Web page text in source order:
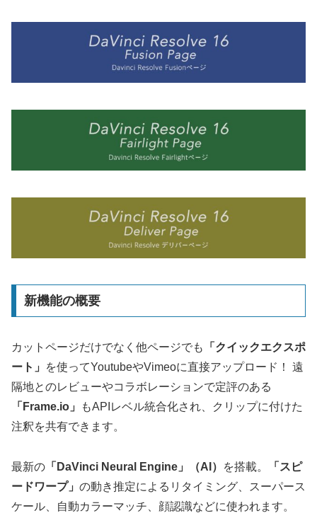
新機能の概要
カットページだけでなく他ページでも
「クイックエクスポ
ート」
を使ってYoutubeやVimeoに直接アップロード！ 遠
隔地とのレビューやコラボレーションで定評のある
「Frame.io」
もAPIレベル統合化され、クリップに付けた
注釈を共有できます。
最新の 「DaVinci Neural Engine」（AI） を搭載。
「スピ
ードワープ」 の動き推定によるリタイミング、スーパース
ケール、自動カラーマッチ、顔認識などに使われます。